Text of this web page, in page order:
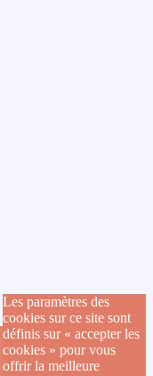
Les paramètres des
cookies sur ce site sont
définis sur « accepter les
cookies » pour vous
offrir la meilleure